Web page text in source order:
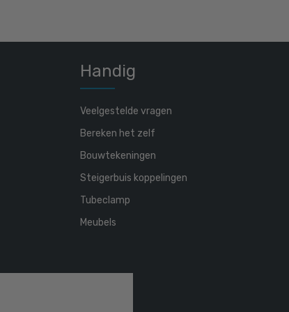
Handig
Veelgestelde vragen
Bereken het zelf
Bouwtekeningen
Steigerbuis koppelingen
Tubeclamp
Meubels